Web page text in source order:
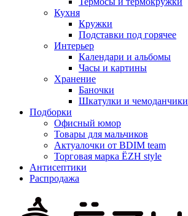
Кухня
Кружки
Подставки под горячее
Интерьер
Календари и альбомы
Часы и картины
Хранение
Баночки
Шкатулки и чемоданчики
Подборки
Офисный юмор
Товары для мальчиков
Актуалочки от BDIM team
Торговая марка ЁZH style
Антисептики
Распродажа